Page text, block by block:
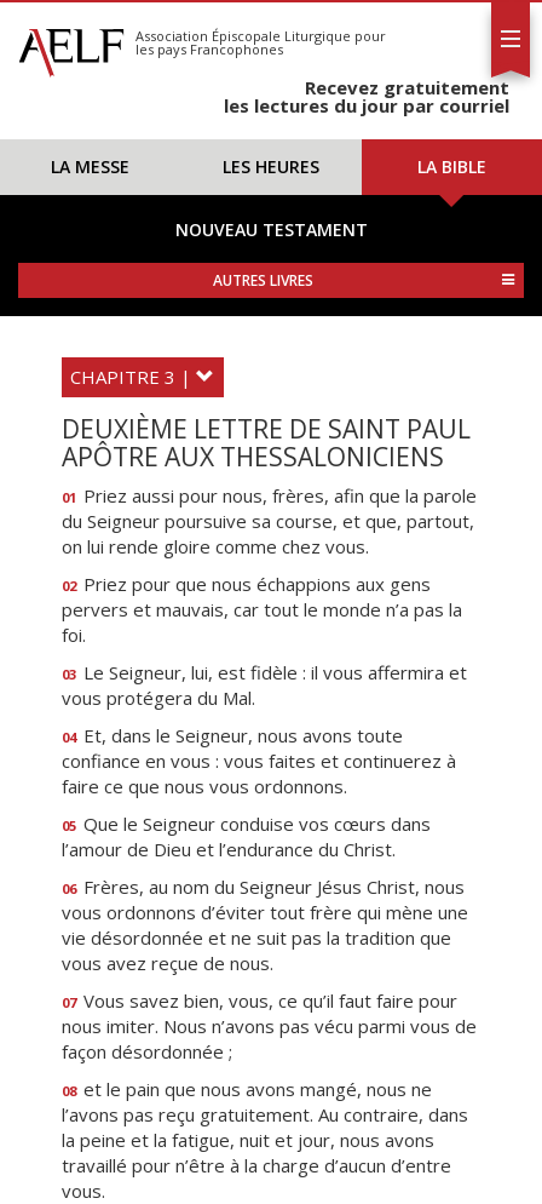
S'abonner
Calendrier
Association Épiscopale Liturgique pour
les pays Francophones
Recevez gratuitement
les lectures du jour par courriel
LA MESSE LES HEURES LA BIBLE
NOUVEAU TESTAMENT
AUTRES LIVRES
CHAPITRE 3 |
DEUXIÈME LETTRE DE SAINT PAUL
APÔTRE AUX THESSALONICIENS
01 Priez aussi pour nous, frères, afin que la parole
du Seigneur poursuive sa course, et que, partout,
on lui rende gloire comme chez vous.
02 Priez pour que nous échappions aux gens
pervers et mauvais, car tout le monde n’a pas la
foi.
03 Le Seigneur, lui, est fidèle : il vous affermira et
vous protégera du Mal.
04 Et, dans le Seigneur, nous avons toute
confiance en vous : vous faites et continuerez à
faire ce que nous vous ordonnons.
05 Que le Seigneur conduise vos cœurs dans
l’amour de Dieu et l’endurance du Christ.
06 Frères, au nom du Seigneur Jésus Christ, nous
vous ordonnons d’éviter tout frère qui mène une
vie désordonnée et ne suit pas la tradition que
vous avez reçue de nous.
07 Vous savez bien, vous, ce qu’il faut faire pour
nous imiter. Nous n’avons pas vécu parmi vous de
façon désordonnée ;
08 et le pain que nous avons mangé, nous ne
l’avons pas reçu gratuitement. Au contraire, dans
la peine et la fatigue, nuit et jour, nous avons
travaillé pour n’être à la charge d’aucun d’entre
vous.